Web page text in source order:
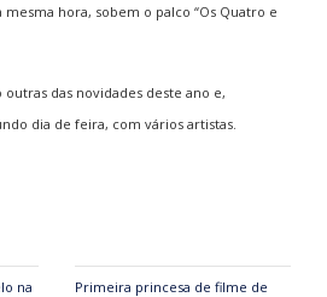
hora, sobem o palco “Os Quatro e
outras das novidades deste ano e,
dia de feira, com vários artistas.
na
Primeira princesa de filme de